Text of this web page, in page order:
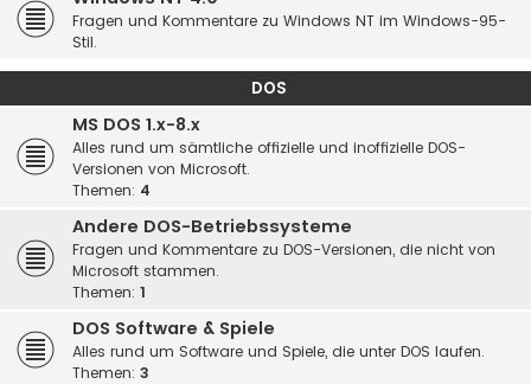
Fragen und Kommentare zu Windows NT im Windows-95-
Stil.
DOS
MS DOS 1.x-8.x
Alles rund um sämtliche offizielle und inoffizielle DOS-
Versionen von Microsoft.
Themen: 4
Andere DOS-Betriebssysteme
Fragen und Kommentare zu DOS-Versionen, die nicht von
Microsoft stammen.
Themen: 1
DOS Software & Spiele
Alles rund um Software und Spiele, die unter DOS laufen.
Themen: 3